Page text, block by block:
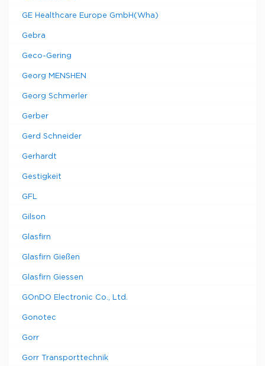
GE Healthcare Europe GmbH(Wha)
Gebra
Geco-Gering
Georg MENSHEN
Georg Schmerler
Gerber
Gerd Schneider
Gerhardt
Gestigkeit
GFL
Gilson
Glasfirn
Glasfirn Gießen
Glasfirn Giessen
GOnDO Electronic Co., Ltd.
Gonotec
Gorr
Gorr Transporttechnik